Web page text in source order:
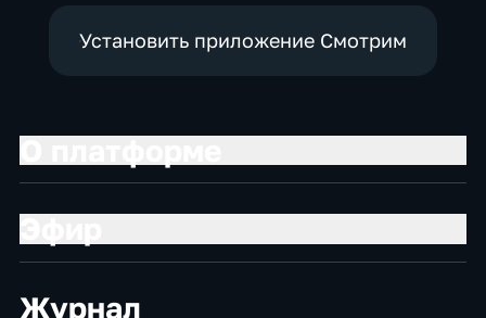
Установить приложение Смотрим
Журнал